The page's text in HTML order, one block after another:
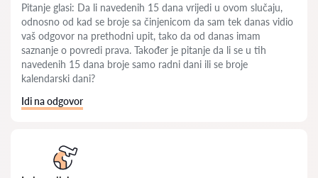
Pitanje glasi: Da li navedenih 15 dana vrijedi u ovom slučaju,
odnosno od kad se broje sa činjenicom da sam tek danas vidio
vaš odgovor na prethodni upit, tako da od danas imam
saznanje o povredi prava. Također je pitanje da li se u tih
navedenih 15 dana broje samo radni dani ili se broje
kalendarski dani?
Idi na odgovor